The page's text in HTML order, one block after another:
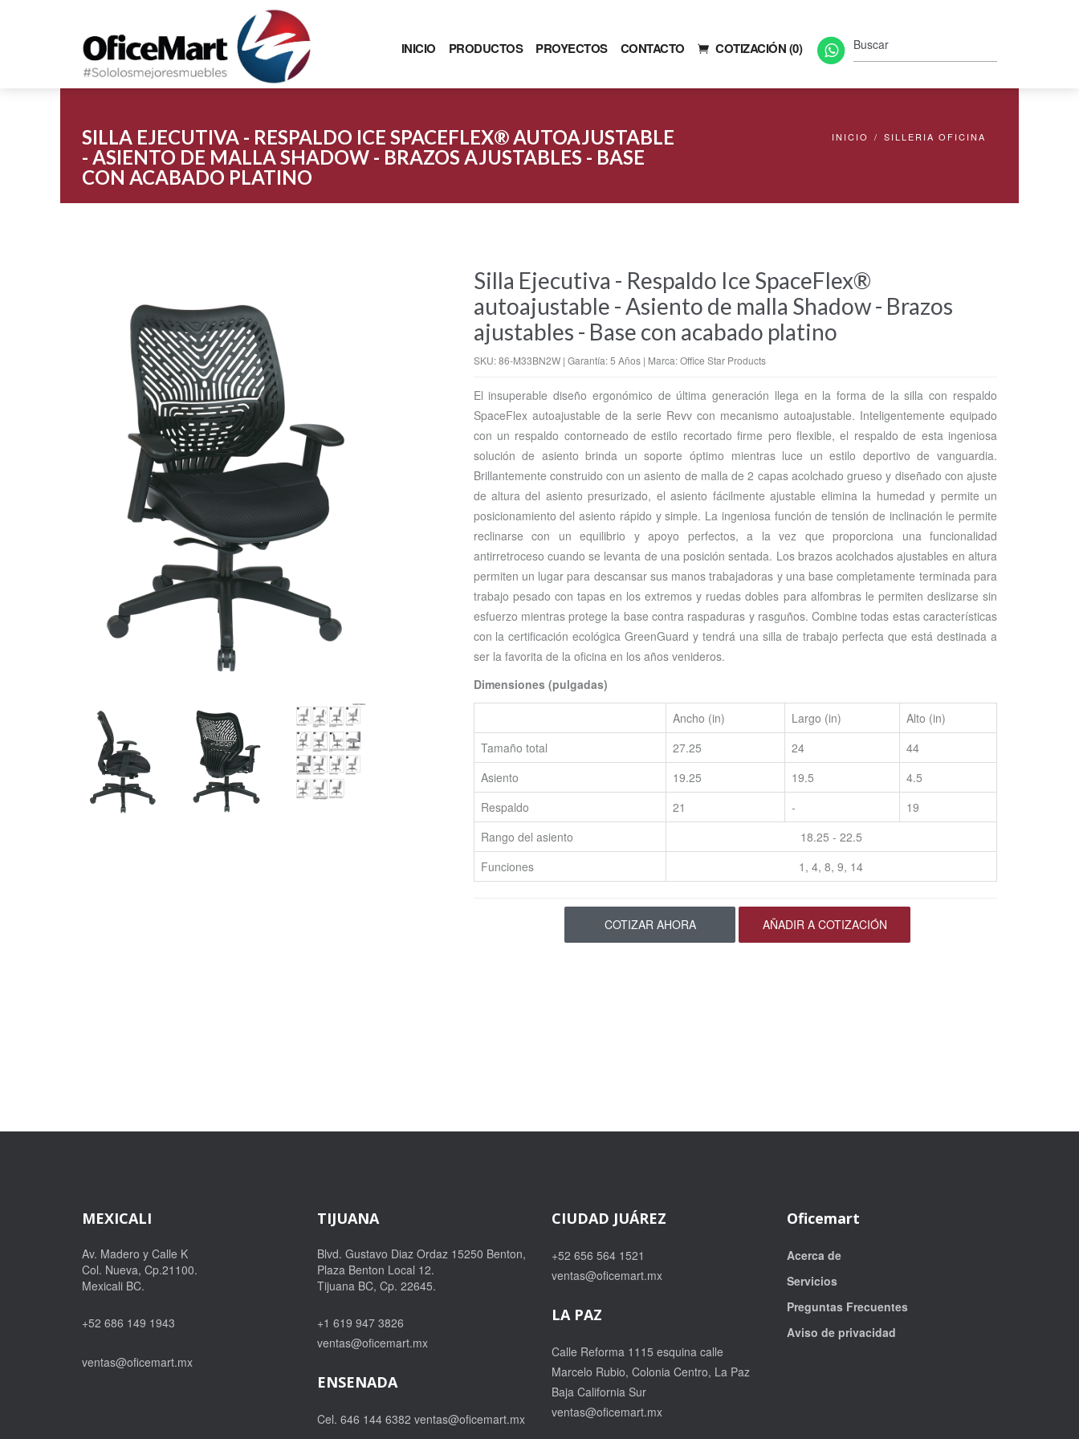
INICIO PRODUCTOS PROYECTOS CONTACTO COTIZACIÓN (0)
SILLA EJECUTIVA - RESPALDO ICE SPACEFLEX® AUTOAJUSTABLE
- ASIENTO DE MALLA SHADOW - BRAZOS AJUSTABLES - BASE
CON ACABADO PLATINO
INICIO / SILLERIA OFICINA
Silla Ejecutiva - Respaldo Ice SpaceFlex®
autoajustable - Asiento de malla Shadow - Brazos
ajustables - Base con acabado platino
SKU: 86-M33BN2W | Garantía: 5 Años | Marca: Office Star Products
El insuperable diseño ergonómico de última generación llega en la forma de la silla con respaldo
SpaceFlex autoajustable de la serie Revv con mecanismo autoajustable. Inteligentemente equipado
con un respaldo contorneado de estilo recortado firme pero flexible, el respaldo de esta ingeniosa
solución de asiento brinda un soporte óptimo mientras luce un estilo deportivo de vanguardia.
Brillantemente construido con un asiento de malla de 2 capas acolchado grueso y diseñado con ajuste
de altura del asiento presurizado, el asiento fácilmente ajustable elimina la humedad y permite un
posicionamiento del asiento rápido y simple. La ingeniosa función de tensión de inclinación le permite
reclinarse con un equilibrio y apoyo perfectos, a la vez que proporciona una funcionalidad
antirretroceso cuando se levanta de una posición sentada. Los brazos acolchados ajustables en altura
permiten un lugar para descansar sus manos trabajadoras y una base completamente terminada para
trabajo pesado con tapas en los extremos y ruedas dobles para alfombras le permiten deslizarse sin
esfuerzo mientras protege la base contra raspaduras y rasguños. Combine todas estas características
con la certificación ecológica GreenGuard y tendrá una silla de trabajo perfecta que está destinada a
ser la favorita de la oficina en los años venideros.
Dimensiones (pulgadas)
Ancho (in) Largo (in)
Alto (in)
Tamaño total
27.25 24
44
Asiento
19.25 19.5
4.5
Respaldo
21 -
19
Rango del asiento
18.25 - 22.5
Funciones
1, 4, 8, 9, 14
COTIZAR AHORA AÑADIR A COTIZACIÓN
MEXICALI
Av. Madero y Calle K
Col. Nueva, Cp.21100.
Mexicali BC.
+52 686 149 1943
ventas@oficemart.mx
TIJUANA
Blvd. Gustavo Diaz Ordaz 15250 Benton,
Plaza Benton Local 12.
Tijuana BC, Cp. 22645.
+1 619 947 3826
ventas@oficemart.mx
ENSENADA
Cel. 646 144 6382 ventas@oficemart.mx
CIUDAD JUÁREZ
+52 656 564 1521
ventas@oficemart.mx
LA PAZ
Calle Reforma 1115 esquina calle
Marcelo Rubio, Colonia Centro, La Paz
Baja California Sur
ventas@oficemart.mx
Oficemart
Acerca de
Servicios
Preguntas Frecuentes
Aviso de privacidad